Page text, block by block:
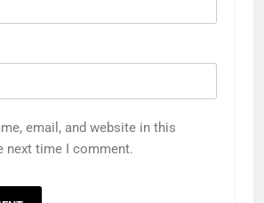
email, and website in this
next time I comment.